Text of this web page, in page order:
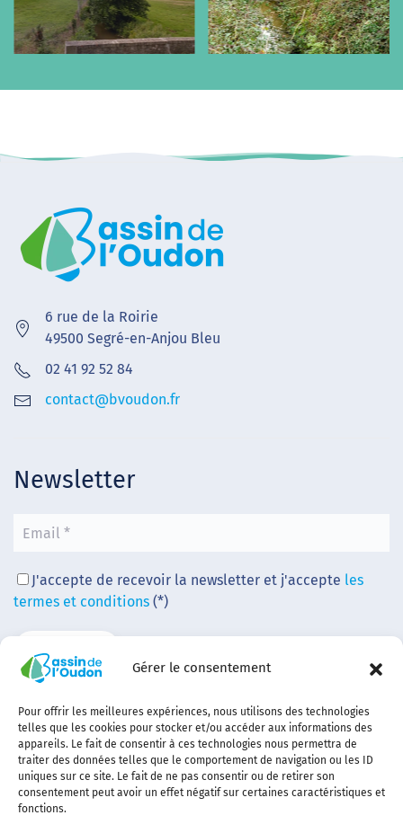
Gérer le consentement
Pour offrir les meilleures expériences, nous utilisons des technologies
telles que les cookies pour stocker et/ou accéder aux informations des
appareils. Le fait de consentir à ces technologies nous permettra de
traiter des données telles que le comportement de navigation ou les ID
uniques sur ce site. Le fait de ne pas consentir ou de retirer son
consentement peut avoir un effet négatif sur certaines caractéristiques et
fonctions.
6 rue de la Roirie
49500 Segré-en-Anjou Bleu
02 41 92 52 84
contact@bvoudon.fr
Newsletter
J'accepte de recevoir la newsletter et j'accepte les
termes et conditions (*)